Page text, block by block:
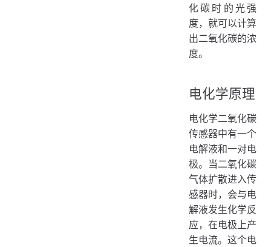
化碳时的光强
度，就可以计算
出二氧化碳的浓
度。
电化学原理
电化学二氧化碳
传感器中有一个
电解液和一对电
极。当二氧化碳
气体扩散进入传
感器时，会与电
解液发生化学反
应，在电极上产
生电流。这个电